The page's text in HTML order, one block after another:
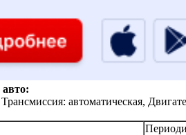
автоматическая,